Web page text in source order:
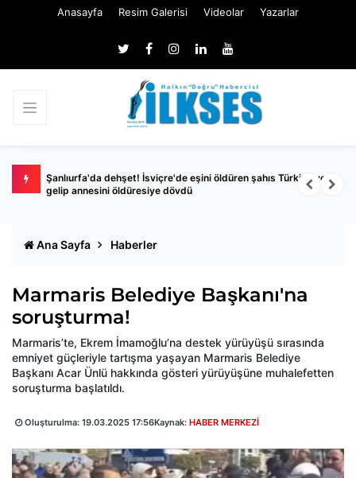
Anasayfa Resim Galerisi Videolar Yazarlar
Şanlıurfa'da dehşet! İsviçre'de eşini öldüren şahıs Türkiye'ye
gelip annesini öldüresiye dövdü
Ana Sayfa Haberler
Marmaris Belediye Başkanı'na
soruşturma!
Marmaris’te, Ekrem İmamoğlu’na destek yürüyüşü sırasında
emniyet güçleriyle tartışma yaşayan Marmaris Belediye
Başkanı Acar Ünlü hakkında gösteri yürüyüşüne muhalefetten
soruşturma başlatıldı.
Oluşturulma: 19.03.2025 17:56Kaynak: HABER MERKEZİ